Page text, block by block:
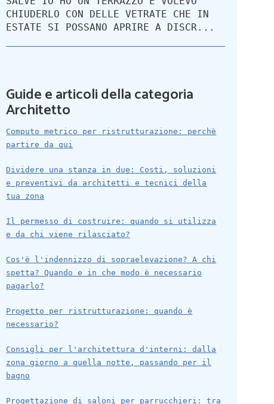
CHIUDERLO CON DELLE VETRATE CHE IN
ESTATE SI POSSANO APRIRE A DISCR...
Guide e articoli della categoria
Architetto
Computo metrico per ristrutturazione: perchè
partire da qui
Dividere una stanza in due: Costi, soluzioni
e preventivi da architetti e tecnici della
tua zona
Il permesso di costruire: quando si utilizza
e da chi viene rilasciato?
Cos'è l'indennizzo di sopraelevazione? A chi
spetta? Quando e in che modo è necessario
pagarlo?
Progetto per ristrutturazione: quando è
necessario?
Consigli per l'architettura d'interni: dalla
zona giorno a quella notte, passando per il
bagno
Progettazione di saloni per parrucchieri: tra